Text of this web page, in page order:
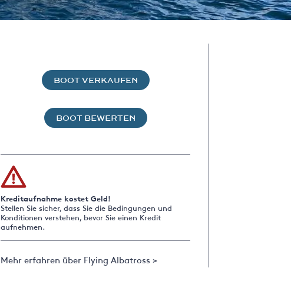
BOOT VERKAUFEN
BOOT BEWERTEN
Kreditaufnahme kostet Geld!
Stellen Sie sicher, dass Sie die Bedingungen und
Konditionen verstehen, bevor Sie einen Kredit
aufnehmen.
Mehr erfahren über Flying Albatross >